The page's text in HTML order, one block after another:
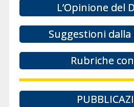
L’Opinione del
Suggestioni
Rubriche